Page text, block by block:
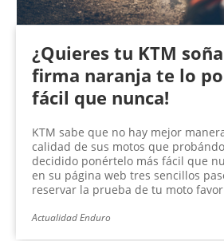
¿Quieres tu KTM
firma naranja te lo
fácil que nunca!
KTM sabe que no hay mejor
calidad de sus motos que
decidido ponértelo más fácil que
en su página web tres sencillos
reservar la prueba de tu moto
Actualidad Enduro